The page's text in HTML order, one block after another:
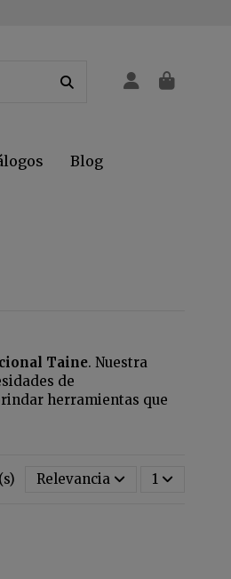
Blog
Taine. Nuestra
de
herramientas que
Relevancia 1